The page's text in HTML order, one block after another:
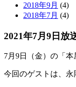
2018年9月 (4)
2018年7月 (4)
2021年7月9日放
7月9日（金）の「
今回のゲストは、 永